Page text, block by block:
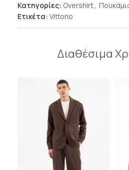
Κατηγορίες: Overshirt,
Ετικέτα: Vittorio
Διαθέσιμα